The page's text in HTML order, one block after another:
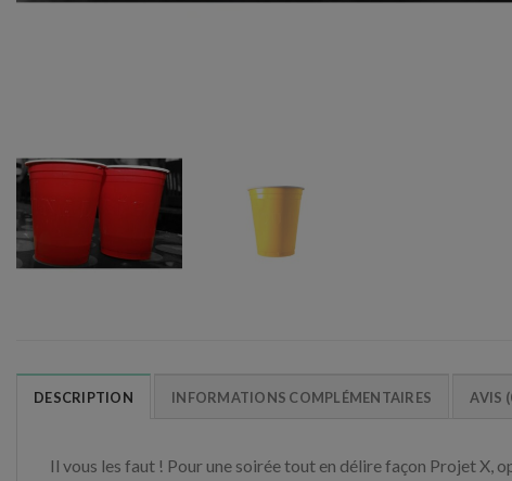
DESCRIPTION INFORMATIONS COMPLÉMENTAIRES AVIS
Il vous les faut ! Pour une soirée tout en délire façon Projet X,